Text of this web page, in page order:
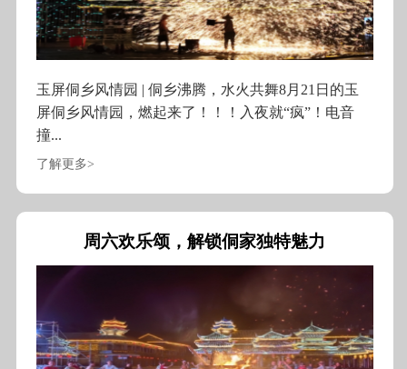
玉屏侗乡风情园 | 侗乡沸腾，水火共舞8月21日的玉
屏侗乡风情园，燃起来了！！！入夜就“疯”！电音
撞...
了解更多>
周六欢乐颂，解锁侗家独特魅力